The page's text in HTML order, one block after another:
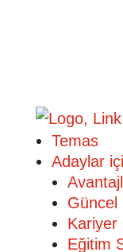
Temas
Adaylar
Güncel
Kariyer
Eğitim